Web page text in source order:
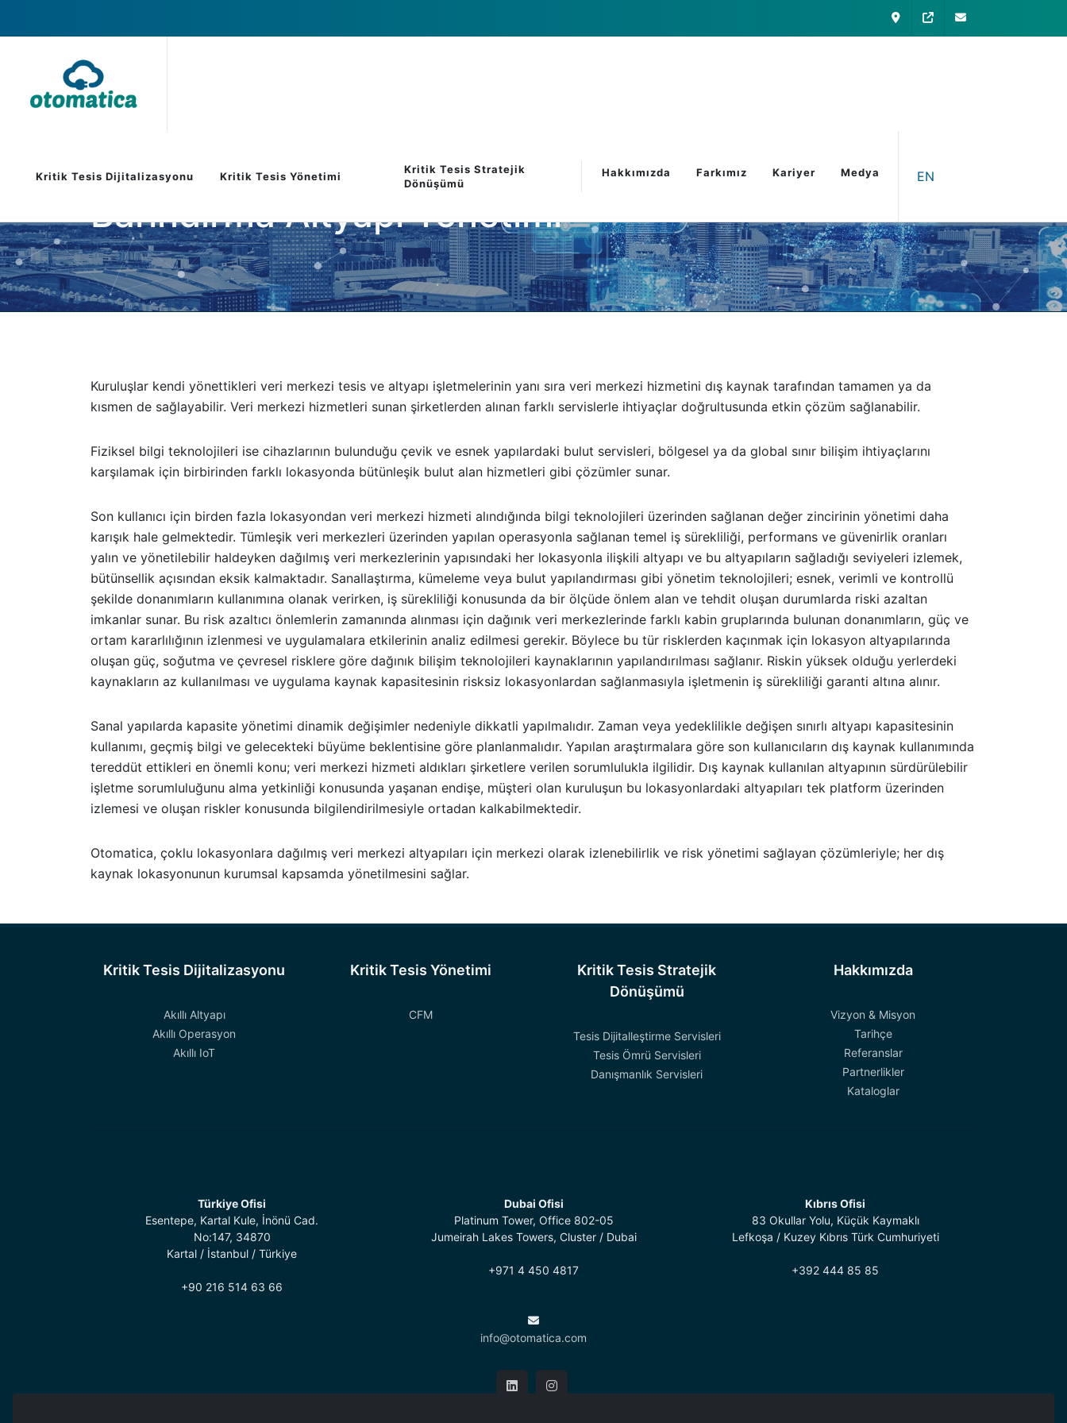
İletişim My Otomatica
EN
Kritik Tesis Dijitalizasyonu Kritik Tesis Yönetimi
Kritik Tesis Stratejik
Dönüşümü
Hakkımızda Farkımız Kariyer Medya
Barındırma Altyapı Yönetimi
Kuruluşlar kendi yönettikleri veri merkezi tesis ve altyapı işletmelerinin yanı sıra veri merkezi hizmetini dış kaynak tarafından tamamen ya da
kısmen de sağlayabilir. Veri merkezi hizmetleri sunan şirketlerden alınan farklı servislerle ihtiyaçlar doğrultusunda etkin çözüm sağlanabilir.
Fiziksel bilgi teknolojileri ise cihazlarının bulunduğu çevik ve esnek yapılardaki bulut servisleri, bölgesel ya da global sınır bilişim ihtiyaçlarını
karşılamak için birbirinden farklı lokasyonda bütünleşik bulut alan hizmetleri gibi çözümler sunar.
Son kullanıcı için birden fazla lokasyondan veri merkezi hizmeti alındığında bilgi teknolojileri üzerinden sağlanan değer zincirinin yönetimi daha
karışık hale gelmektedir. Tümleşik veri merkezleri üzerinden yapılan operasyonla sağlanan temel iş sürekliliği, performans ve güvenirlik oranları
yalın ve yönetilebilir haldeyken dağılmış veri merkezlerinin yapısındaki her lokasyonla ilişkili altyapı ve bu altyapıların sağladığı seviyeleri izlemek,
bütünsellik açısından eksik kalmaktadır. Sanallaştırma, kümeleme veya bulut yapılandırması gibi yönetim teknolojileri; esnek, verimli ve kontrollü
şekilde donanımların kullanımına olanak verirken, iş sürekliliği konusunda da bir ölçüde önlem alan ve tehdit oluşan durumlarda riski azaltan
imkanlar sunar. Bu risk azaltıcı önlemlerin zamanında alınması için dağınık veri merkezlerinde farklı kabin gruplarında bulunan donanımların, güç ve
ortam kararlılığının izlenmesi ve uygulamalara etkilerinin analiz edilmesi gerekir. Böylece bu tür risklerden kaçınmak için lokasyon altyapılarında
oluşan güç, soğutma ve çevresel risklere göre dağınık bilişim teknolojileri kaynaklarının yapılandırılması sağlanır. Riskin yüksek olduğu yerlerdeki
kaynakların az kullanılması ve uygulama kaynak kapasitesinin risksiz lokasyonlardan sağlanmasıyla işletmenin iş sürekliliği garanti altına alınır.
Sanal yapılarda kapasite yönetimi dinamik değişimler nedeniyle dikkatli yapılmalıdır. Zaman veya yedeklilikle değişen sınırlı altyapı kapasitesinin
kullanımı, geçmiş bilgi ve gelecekteki büyüme beklentisine göre planlanmalıdır. Yapılan araştırmalara göre son kullanıcıların dış kaynak kullanımında
tereddüt ettikleri en önemli konu; veri merkezi hizmeti aldıkları şirketlere verilen sorumlulukla ilgilidir. Dış kaynak kullanılan altyapının sürdürülebilir
işletme sorumluluğunu alma yetkinliği konusunda yaşanan endişe, müşteri olan kuruluşun bu lokasyonlardaki altyapıları tek platform üzerinden
izlemesi ve oluşan riskler konusunda bilgilendirilmesiyle ortadan kalkabilmektedir.
Otomatica, çoklu lokasyonlara dağılmış veri merkezi altyapıları için merkezi olarak izlenebilirlik ve risk yönetimi sağlayan çözümleriyle; her dış
kaynak lokasyonunun kurumsal kapsamda yönetilmesini sağlar.
Kritik Tesis Dijitalizasyonu
Akıllı Altyapı
Akıllı Operasyon
Akıllı IoT
Kritik Tesis Yönetimi
CFM
Kritik Tesis Stratejik
Dönüşümü
Tesis Dijitalleştirme Servisleri
Tesis Ömrü Servisleri
Danışmanlık Servisleri
Hakkımızda
Vizyon & Misyon
Tarihçe
Referanslar
Partnerlikler
Kataloglar
Türkiye Ofisi
Esentepe, Kartal Kule, İnönü Cad.
No:147, 34870
Kartal / İstanbul / Türkiye
+90 216 514 63 66
Dubai Ofisi
Platinum Tower, Office 802-05
Jumeirah Lakes Towers, Cluster / Dubai
+971 4 450 4817
info@otomatica.com
Kıbrıs Ofisi
83 Okullar Yolu, Küçük Kaymaklı
Lefkoşa / Kuzey Kıbrıs Türk Cumhuriyeti
+392 444 85 85